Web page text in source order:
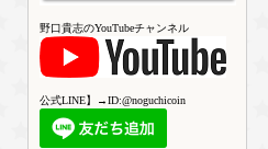
野口貴志のYouTubeチャンネル
公式LINE】→ID:@noguchicoin